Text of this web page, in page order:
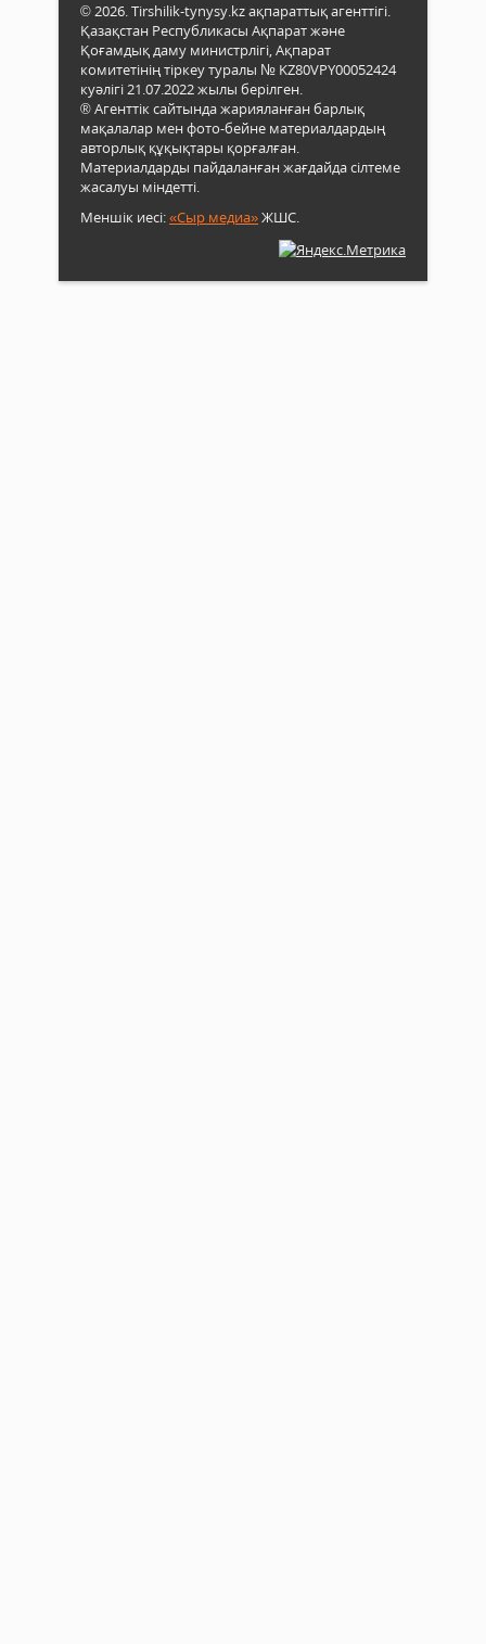
© 2026. Tirshilik-tynysy.kz ақпараттық агенттігі.
Қазақстан Республикасы Ақпарат және
Қоғамдық даму министрлігі, Ақпарат
комитетінің тіркеу туралы № KZ80VPY00052424
куәлігі 21.07.2022 жылы берілген.
® Агенттік сайтында жарияланған барлық
мақалалар мен фото-бейне материалдардың
авторлық құқықтары қорғалған.
Материалдарды пайдаланған жағдайда сілтеме
жасалуы міндетті.
Меншік иесі:«Сыр медиа»ЖШС.